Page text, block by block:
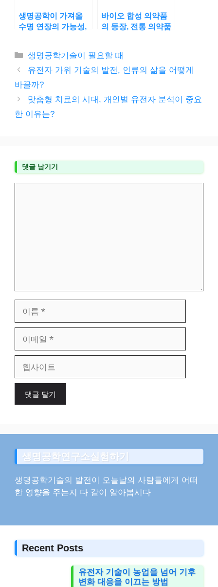
생명공학이 가져올
수명 연장의 가능성,
바이오 합성 의약품
의 등장, 전통 의약품
카
테
리
생명공학기술이 필요할 때
유전자 가위 기술의 발전, 인류의 삶을 어떻게
바꿀까?
맞춤형 치료의 시대, 개인별 유전자 분석이 중요
한 이유는?
댓글 남기기
일
이
생명공학연구소실험하기
생명공학기술의 발전이 오늘날의 사람들에게 어떠
한 영향을 주는지 다 같이 알아봅시다
Recent Posts
유전자 기술이 농업을 넘어 기후
변화 대응을 이끄는 방법